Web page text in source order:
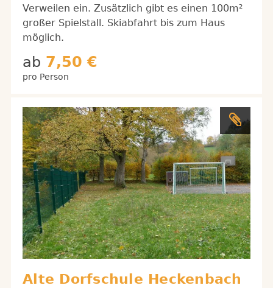
Verweilen ein. Zusätzlich gibt es einen 100m²
großer Spielstall. Skiabfahrt bis zum Haus
möglich.
ab 7,50 €
pro Person
Alte Dorfschule Heckenbach